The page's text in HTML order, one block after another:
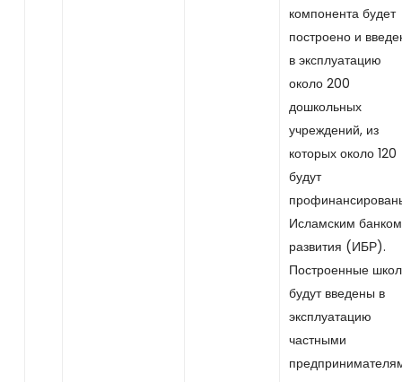
компонента будет
построено и
в эксплуатацию
около 200
дошкольных
учреждений, из
которых около 120
будут
Исламским банком
развития (ИБР).
Построенные
будут введены в
эксплуатацию
частными